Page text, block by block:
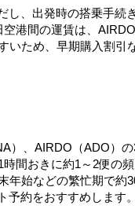
、出発時の搭乗手
港間の運賃は、
ため、早期購入割引
、AIRDO（ADO）
間おきに約1～2便の
始などの繁忙期で約
約をおすすめします。